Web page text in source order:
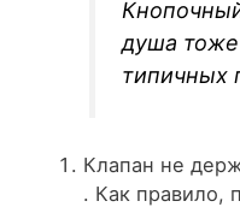
душа
типичных
Клапан не
. Как правило,